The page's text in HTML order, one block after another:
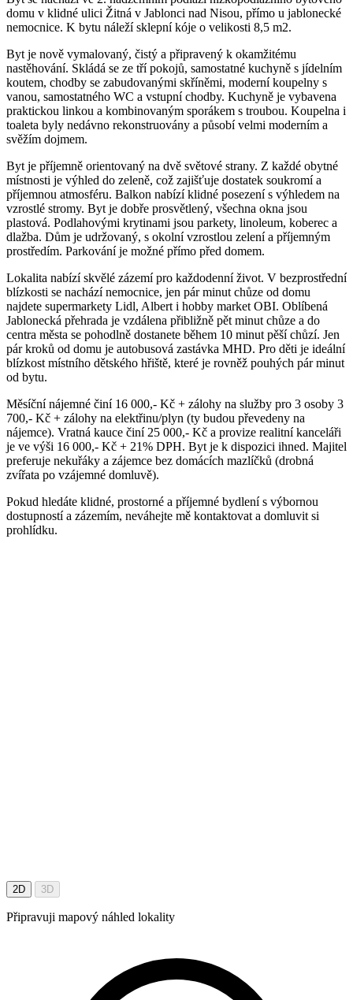
domu v klidné ulici Žitná v Jablonci nad Nisou, přímo u jablonecké
nemocnice. K bytu náleží sklepní kóje o velikosti 8,5 m2.
Byt je nově vymalovaný, čistý a připravený k okamžitému
nastěhování. Skládá se ze tří pokojů, samostatné kuchyně s jídelním
koutem, chodby se zabudovanými skříněmi, moderní koupelny s
vanou, samostatného WC a vstupní chodby. Kuchyně je vybavena
praktickou linkou a kombinovaným sporákem s troubou. Koupelna i
toaleta byly nedávno rekonstruovány a působí velmi moderním a
svěžím dojmem.
Byt je příjemně orientovaný na dvě světové strany. Z každé obytné
místnosti je výhled do zeleně, což zajišťuje dostatek soukromí a
příjemnou atmosféru. Balkon nabízí klidné posezení s výhledem na
vzrostlé stromy. Byt je dobře prosvětlený, všechna okna jsou
plastová. Podlahovými krytinami jsou parkety, linoleum, koberec a
dlažba. Dům je udržovaný, s okolní vzrostlou zelení a příjemným
prostředím. Parkování je možné přímo před domem.
Lokalita nabízí skvělé zázemí pro každodenní život. V bezprostřední
blízkosti se nachází nemocnice, jen pár minut chůze od domu
najdete supermarkety Lidl, Albert i hobby market OBI. Oblíbená
Jablonecká přehrada je vzdálena přibližně pět minut chůze a do
centra města se pohodlně dostanete během 10 minut pěší chůzí. Jen
pár kroků od domu je autobusová zastávka MHD. Pro děti je ideální
blízkost místního dětského hřiště, které je rovněž pouhých pár minut
od bytu.
Měsíční nájemné činí 16 000,- Kč + zálohy na služby pro 3 osoby 3
700,- Kč + zálohy na elektřinu/plyn (ty budou převedeny na
nájemce). Vratná kauce činí 25 000,- Kč a provize realitní kanceláři
je ve výši 16 000,- Kč + 21% DPH. Byt je k dispozici ihned. Majitel
preferuje nekuřáky a zájemce bez domácích mazlíčků (drobná
zvířata po vzájemné domluvě).
Pokud hledáte klidné, prostorné a příjemné bydlení s výbornou
dostupností a zázemím, neváhejte mě kontaktovat a domluvit si
prohlídku.
2D 3D
Připravuji mapový náhled lokality